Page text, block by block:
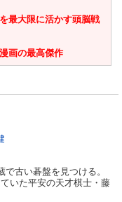
最大限に活かす頭脳戦
画の最高傑作
古い碁盤を見つける。
いた平安の天才棋士・藤